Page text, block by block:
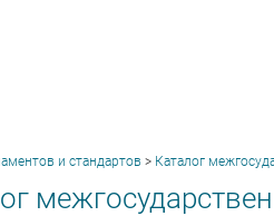
и стандартов > Каталог